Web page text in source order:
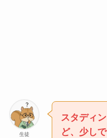
生徒
スタディ
ど、少し